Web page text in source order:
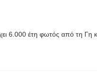
6.000 έτη φωτός από τη Γη